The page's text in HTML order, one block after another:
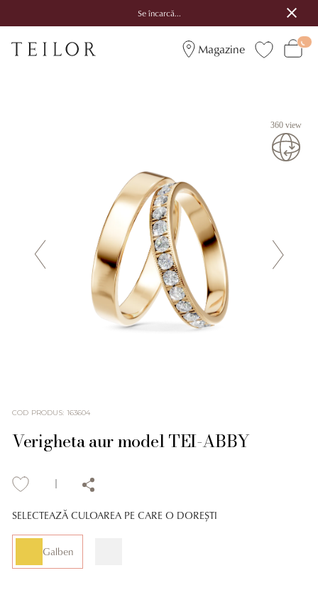
Se încarcă...
Magazine
360 view
COD PRODUS: 163604
Verigheta aur model TEI-ABBY
SELECTEAZĂ CULOAREA PE CARE O DOREȘTI
Galben